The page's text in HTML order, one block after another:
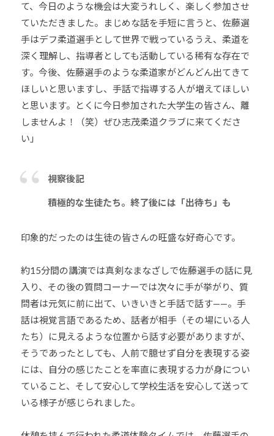
て、今日のような機会は大変うれしく、楽しく参加させ
ていただきました。まじめな話を手短に言うと、佐藤選
手はデフ柔道選手として世界で戦っているうえ、柔道を
深く理解し、指導者としても活動している稀有な存在で
す。今後、佐藤選手のような柔道家がどんどん出てきて
ほしいと思いますし、手話で指導する人が増えてほしい
と思います。とくに今日参加された大学生の皆さん、離
しませんよ！（笑）ぜひ志茂柔道クラブに来てくださ
い」
視察後記
積極的な生徒たち。終了後には「出待ち」も
印象的だったのは生徒の皆さんの旺盛な好奇心です。
約15分間の講演では真剣なまなざしで佐藤選手の話に見
入り、その後の質問コーナーでは次々に手が挙がり、質
問者は元気に前に出て、いきいきと手話で話す——。手
話は視覚言語であるため、話者が相手（その場にいる人
たち）に見えるような位置から話す必要がありますが、
そうであったとしても、人前で臆せず自分を表現する姿
には、自分の感じたことを率直に表現する力が身につい
ていること、そして安心して学校生活を安心して送って
いる様子が感じられました。